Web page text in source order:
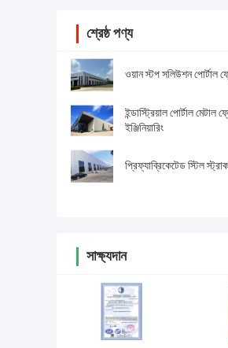
শ্রেষ্ঠ পণ্য
ওয়ান স্টপ সলিউশন পোর্টাল
ইন্ডাস্ট্রিয়াল পোর্টাল মেটাল
ইঞ্জিনিয়ারিং
প্রিফ্যাব্রিকেটেড স্টিল
সাক্ষ্যদান